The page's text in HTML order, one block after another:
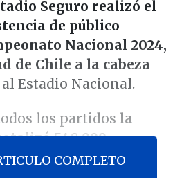
Seguro realizó el
de público
Nacional 2024,
de Chile a la cabeza
Estadio Nacional.
los partidos la
548.999
un promedio de
COMPLETO